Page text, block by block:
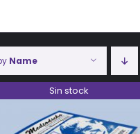
Name
Sin stock